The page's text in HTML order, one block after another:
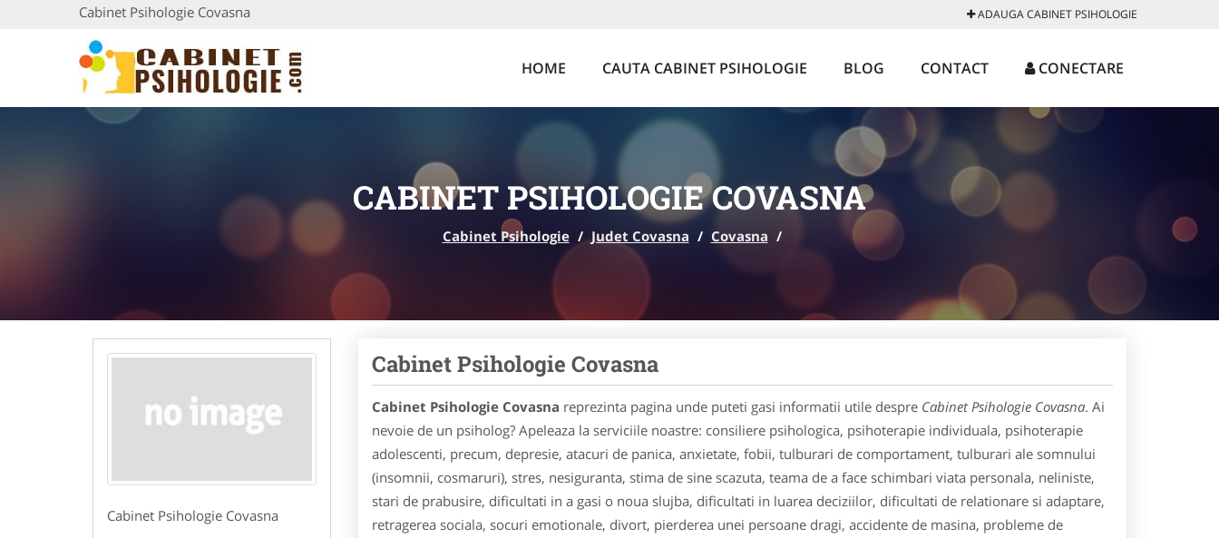
Cabinet Psihologie Covasna ADAUGA CABINET PSIHOLOGIE
HOME CAUTA CABINET PSIHOLOGIE BLOG CONTACT CONECTARE
CABINET PSIHOLOGIE COVASNA
Cabinet Psihologie / Judet Covasna / Covasna /
Cabinet Psihologie Covasna
Cabinet Psihologie Covasna
Cabinet Psihologie Covasna reprezinta pagina unde puteti gasi informatii utile despre Cabinet Psihologie Covasna. Ai
nevoie de un psiholog? Apeleaza la serviciile noastre: consiliere psihologica, psihoterapie individuala, psihoterapie
adolescenti, precum, depresie, atacuri de panica, anxietate, fobii, tulburari de comportament, tulburari ale somnului
(insomnii, cosmaruri), stres, nesiguranta, stima de sine scazuta, teama de a face schimbari viata personala, neliniste,
stari de prabusire, dificultati in a gasi o noua slujba, dificultati in luarea deciziilor, dificultati de relationare si adaptare,
retragerea sociala, socuri emotionale, divort, pierderea unei persoane dragi, accidente de masina, probleme de